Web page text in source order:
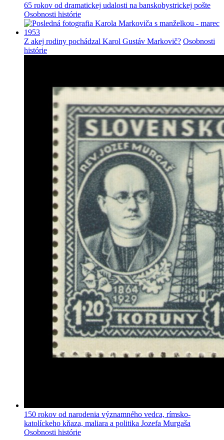
65 rokov od dramatickej udalosti na banskobystrickej pošte
Osobnosti histórie
Z akej rodiny pochádzal Karol Gustáv Markovič? Osobnosti
histórie
150 rokov od narodenia významného vedca, rímsko-
katolíckeho kňaza, maliara a politika Jozefa Murgaša
Osobnosti histórie